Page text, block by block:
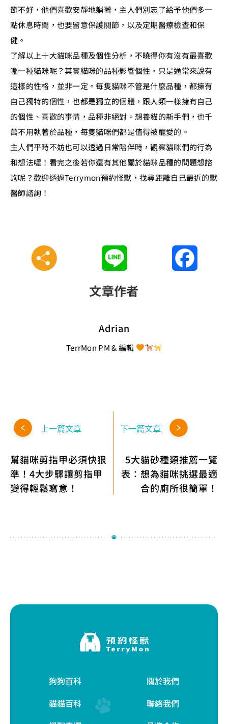
節不好，他們喜歡安靜地躺著，主人們別忘了給予他們多一
點休息時間，也要留意保護關節，以及定期醫療檢查和保
健。
了解以上十大貓咪品種及個性分析，不曉得你有沒有最喜歡
哪一種貓咪呢？其實貓咪的品種影響個性，只是通常來說有
這樣的性格，並非一定。每隻貓咪不管是什麼品種，都擁有
自己獨特的個性，也都是獨立的個體，跟人類一樣擁有自己
的個性、喜歡的事情，品種非絕對。想養貓的新手們，也千
萬不用執著於品種，每隻貓咪們都是值得被寵愛的。
主人們平時不妨也可以透過日常陪伴時，觀察貓咪們的行為
和想法喔！看完之後若你還有其他關於貓咪品種的問題想諮
詢呢？歡迎透過Terrymon預約怪獸，找尋距離自己最近的獸
醫師諮詢！
文章作者
Adrian
TerrMon PM & 編輯
上一篇文章
幫貓咪剪指甲必須快狠
準！4大步驟讓剪指甲
變得輕鬆寫意！
下一篇文章
5大貓砂種類推薦一覽
表：想為貓咪挑選最適
合的廁所很簡單！
狗狗百科
貓貓百科
關於我們
聯絡我們